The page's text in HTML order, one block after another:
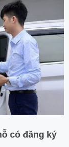
có đăng ký